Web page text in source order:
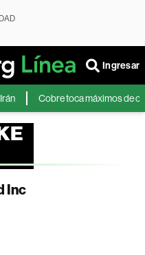
Ingresar
Cobre toca máximos de casi tres
Inc